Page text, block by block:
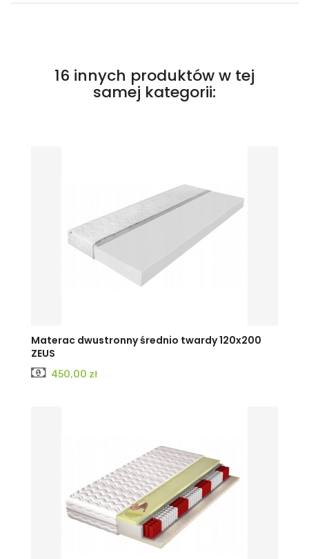
16 innych produktów w tej
samej kategorii:
Materac dwustronny średnio twardy 120x200
ZEUS
Cena
450,00 zł